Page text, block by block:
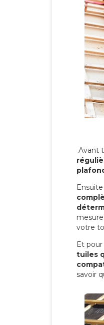
Avant
votre
Et
tuiles
savoir